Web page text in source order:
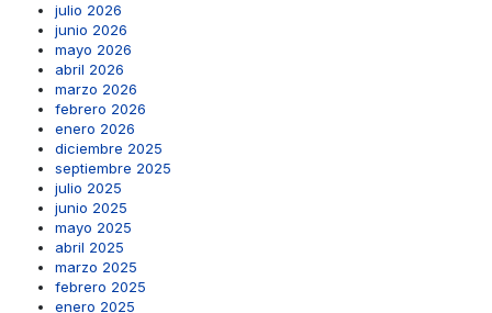
julio 2026
junio 2026
mayo 2026
abril 2026
marzo 2026
febrero 2026
enero 2026
diciembre 2025
septiembre 2025
julio 2025
junio 2025
mayo 2025
abril 2025
marzo 2025
febrero 2025
enero 2025